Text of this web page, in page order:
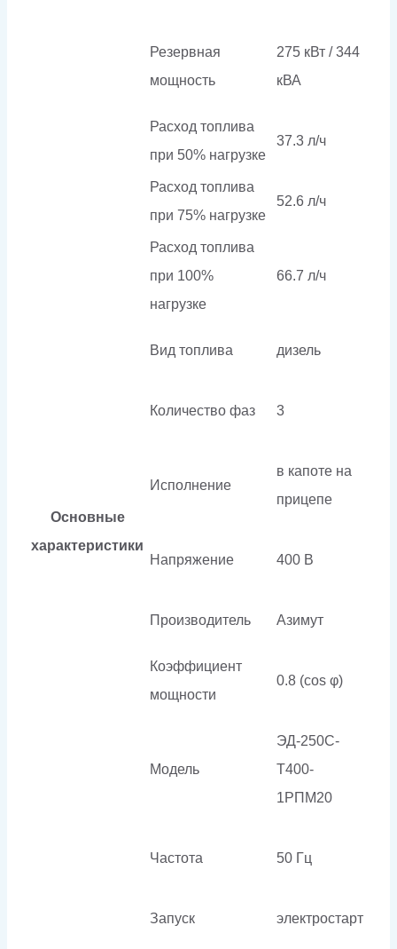
Основные
характеристики
Резервная
мощность
275 кВт / 344
кВА
Расход топлива
при 50% нагрузке
37.3 л/ч
Расход топлива
при 75% нагрузке
52.6 л/ч
Расход топлива
при 100%
нагрузке
66.7 л/ч
Вид топлива дизель
Количество фаз 3
Исполнение
в капоте на
прицепе
Напряжение 400 В
Производитель Азимут
Коэффициент
мощности
0.8 (cos φ)
Модель
ЭД-250С-
Т400-
1РПМ20
Частота 50 Гц
Запуск электростарт